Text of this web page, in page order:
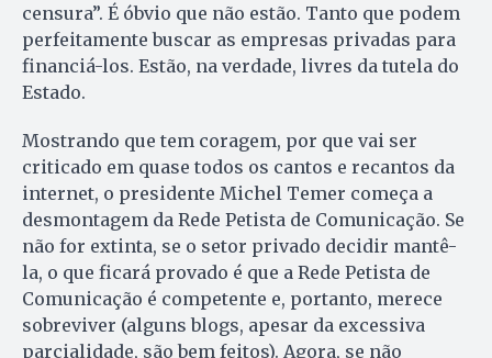
censura”. É óbvio que não estão. Tanto que podem
perfeitamente buscar as empresas privadas para
financiá-los. Estão, na verdade, livres da tutela do
Estado.
Mostrando que tem coragem, por que vai ser
criticado em quase todos os cantos e recantos da
internet, o presidente Michel Temer começa a
desmontagem da Rede Petista de Comunicação. Se
não for extinta, se o setor privado decidir mantê-
la, o que ficará provado é que a Rede Petista de
Comunicação é competente e, portanto, merece
sobreviver (alguns blogs, apesar da excessiva
parcialidade, são bem feitos). Agora, se não